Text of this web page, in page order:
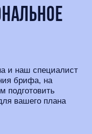
и наш специалист
брифа, на
подготовить
вашего плана